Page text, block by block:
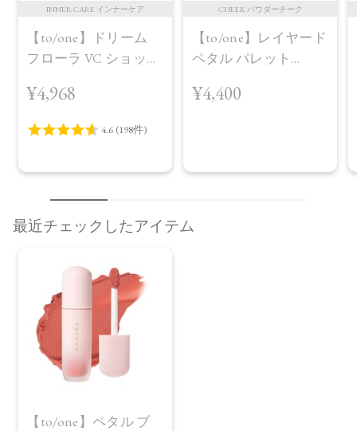
レビューを見る
INNER CARE インナーケア
【to/one】ドリーム
フローラ VC ショット
¥4,968
CHEEK パウダーチーク
【to/one】レイヤード
ペタル パレット
AW Collection＞EX04
¥4,400
最近チェックしたアイテム
【to/one】ペタル ブ